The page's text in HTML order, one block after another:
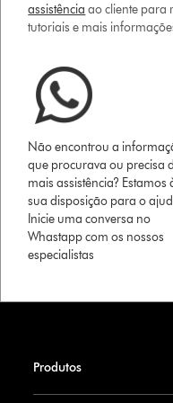
assistência ao cliente para
tutoriais e mais
Não encontrou a
que procurava ou precisa
mais assistência? Estamos
sua disposição para o
Inicie uma conversa no
Whastapp com os nossos
especialistas
Produtos